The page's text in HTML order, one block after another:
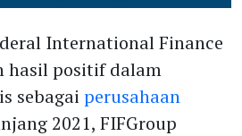
International Finance
hasil positif dalam
sebagai perusahaan
2021, FIFGroup